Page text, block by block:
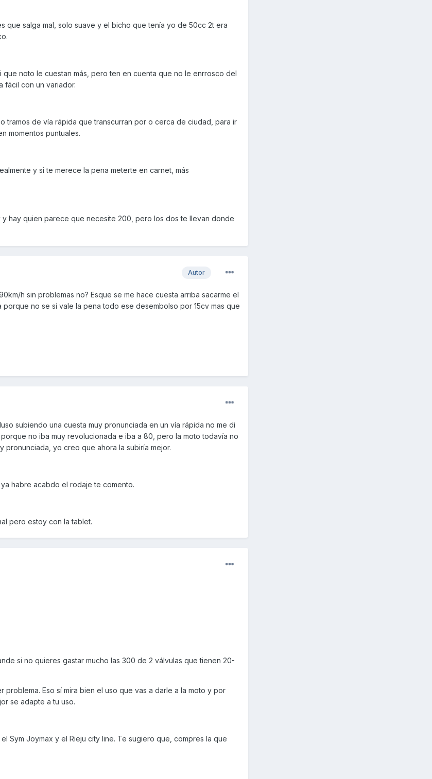
que salga mal, solo suave y el bicho que tenía yo de 50cc 2t era
que noto le cuestan más, pero ten en cuenta que no le enrrosco del
fácil con un variador.
tramos de vía rápida que transcurran por o cerca de ciudad, para ir
momentos puntuales.
y si te merece la pena meterte en carnet, más
hay quien parece que necesite 200, pero los dos te llevan donde
Autor
h sin problemas no? Esque se me hace cuesta arriba sacarme el
no se si vale la pena todo ese desembolso por 15cv mas que
subiendo una cuesta muy pronunciada en un vía rápida no me di
no iba muy revolucionada e iba a 80, pero la moto todavía no
pronunciada, yo creo que ahora la subiría mejor.
habre acabdo el rodaje te comento.
pero estoy con la tablet.
si no quieres gastar mucho las 300 de 2 válvulas que tienen 20-
Eso sí mira bien el uso que vas a darle a la moto y por
se adapte a tu uso.
Sym Joymax y el Rieju city line. Te sugiero que, compres la que